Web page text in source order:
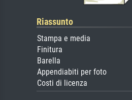
Riassunto
Stampa e media
Finitura
Barella
Appendiabiti per foto
Costi di licenza